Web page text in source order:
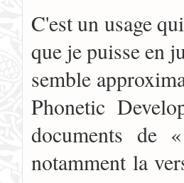
C'est un usage
que je puisse en
semble
Phonetic
documents de
notamment la